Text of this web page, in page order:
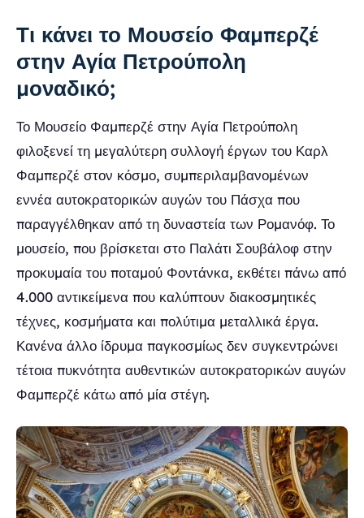
Τι κάνει το Μουσείο Φαμπερζέ
στην Αγία Πετρούπολη
μοναδικό;
Το Μουσείο Φαμπερζέ στην Αγία Πετρούπολη
φιλοξενεί τη μεγαλύτερη συλλογή έργων του Καρλ
Φαμπερζέ στον κόσμο, συμπεριλαμβανομένων
εννέα αυτοκρατορικών αυγών του Πάσχα που
παραγγέλθηκαν από τη δυναστεία των Ρομανόφ. Το
μουσείο, που βρίσκεται στο Παλάτι Σουβάλοφ στην
προκυμαία του ποταμού Φοντάνκα, εκθέτει πάνω από
4.000 αντικείμενα που καλύπτουν διακοσμητικές
τέχνες, κοσμήματα και πολύτιμα μεταλλικά έργα.
Κανένα άλλο ίδρυμα παγκοσμίως δεν συγκεντρώνει
τέτοια πυκνότητα αυθεντικών αυτοκρατορικών αυγών
Φαμπερζέ κάτω από μία στέγη.